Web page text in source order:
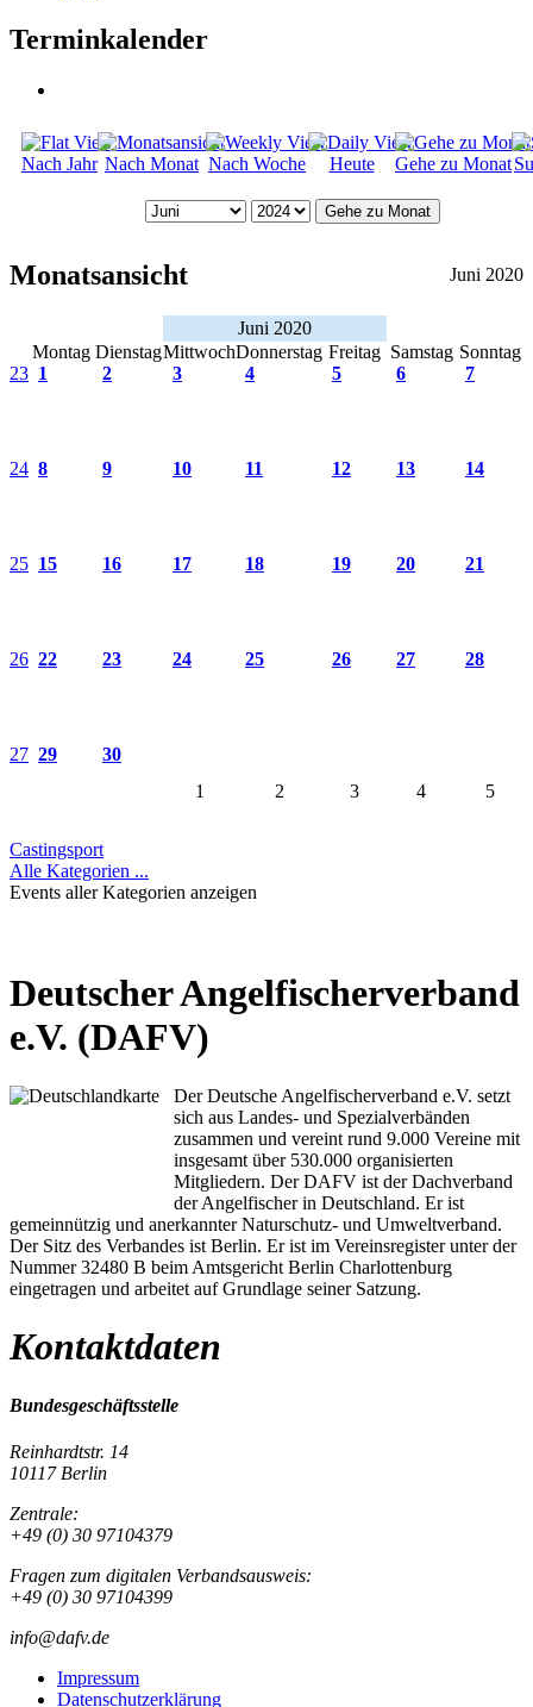
Terminkalender
Nach Jahr Nach Monat Nach Woche Heute Gehe zu Monat
Gehe zu Monat
Monatsansicht Juni 2020
Juni 2020
Montag DienstagMittwochDonnerstag Freitag Samstag Sonntag
23 1 2 3 4 5 6 7
24 8 9 10 11 12 13 14
25 15 16 17 18 19 20 21
26 22 23 24 25 26 27 28
27 29
30
1
2 3 4 5
Castingsport
Alle Kategorien ...
Events aller Kategorien anzeigen
Deutscher Angelfischerverband
e.V. (DAFV)
Der Deutsche Angelfischerverband e.V. setzt
sich aus Landes- und Spezialverbänden
zusammen und vereint rund 9.000 Vereine mit
insgesamt über 530.000 organisierten
Mitgliedern. Der DAFV ist der Dachverband
der Angelfischer in Deutschland. Er ist
gemeinnützig und anerkannter Naturschutz- und Umweltverband.
Der Sitz des Verbandes ist Berlin. Er ist im Vereinsregister unter der
Nummer 32480 B beim Amtsgericht Berlin Charlottenburg
eingetragen und arbeitet auf Grundlage seiner Satzung.
Kontaktdaten
Bundesgeschäftsstelle
Reinhardtstr. 14
10117 Berlin
Zentrale:
+49 (0) 30 97104379
Fragen zum digitalen Verbandsausweis:
+49 (0) 30 97104399
info@dafv.de
Impressum
Datenschutzerklärung